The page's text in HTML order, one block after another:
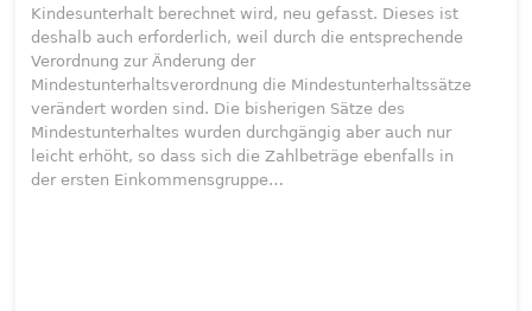
Kindesunterhalt berechnet wird, neu gefasst. Dieses ist
deshalb auch erforderlich, weil durch die entsprechende
Verordnung zur Änderung der
Mindestunterhaltsverordnung die Mindestunterhaltssätze
verändert worden sind. Die bisherigen Sätze des
Mindestunterhaltes wurden durchgängig aber auch nur
leicht erhöht, so dass sich die Zahlbeträge ebenfalls in
der ersten Einkommensgruppe…